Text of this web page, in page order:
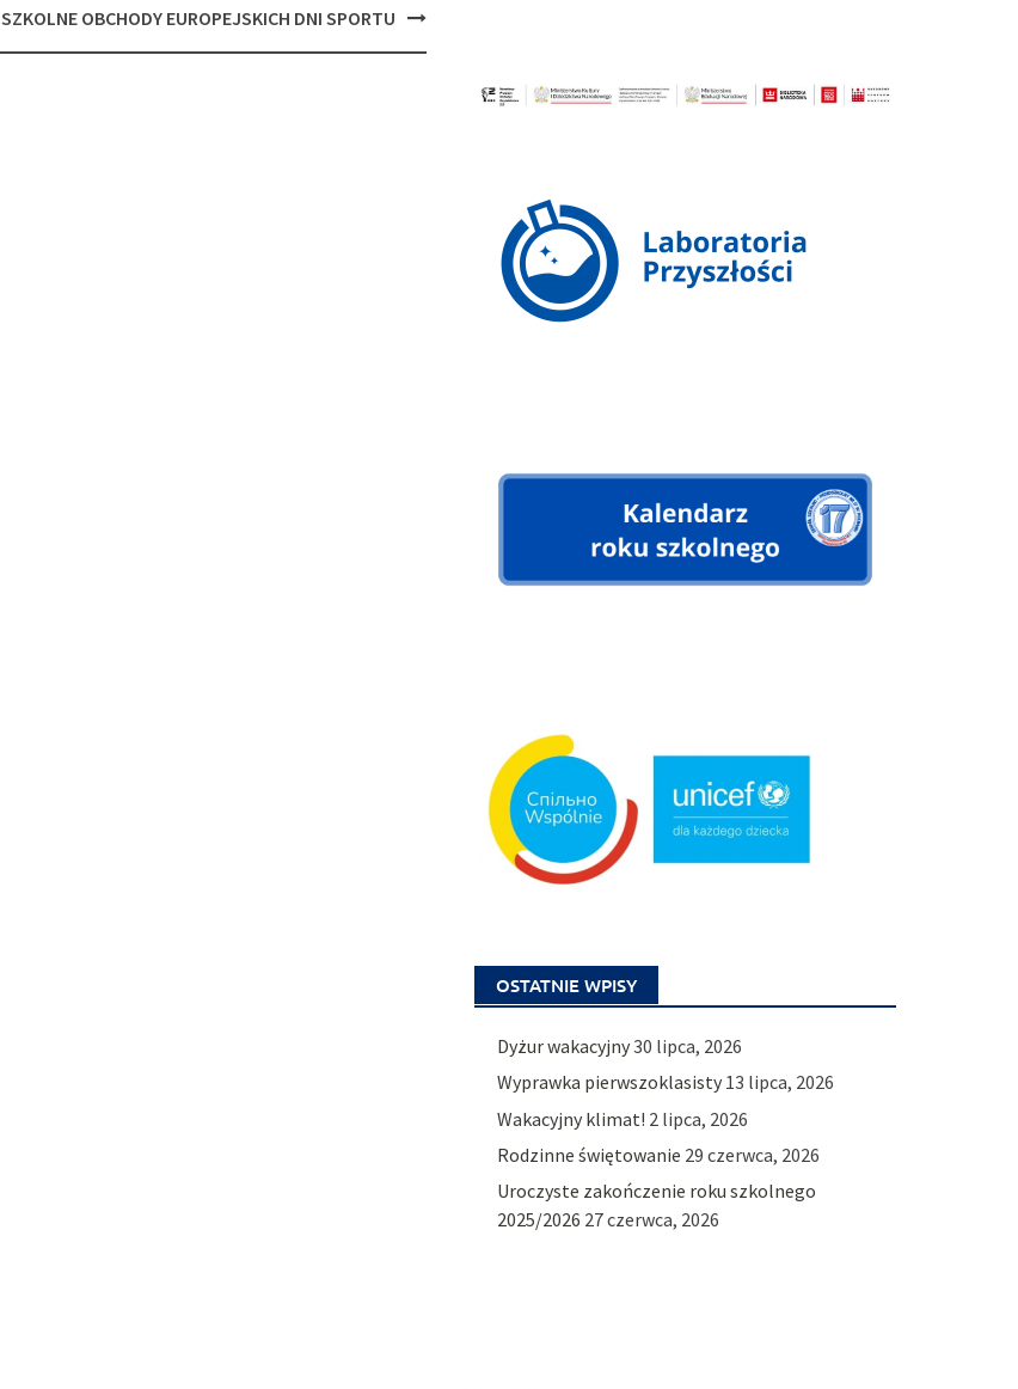
SZKOLNE OBCHODY EUROPEJSKICH DNI SPORTU
OSTATNIE WPISY
Dyżur wakacyjny30 lipca, 2026
Wyprawka pierwszoklasisty 13 lipca, 2026
Wakacyjny klimat! 2 lipca, 2026
Rodzinne świętowanie 29 czerwca, 2026
Uroczyste zakończenie roku szkolnego
2025/2026 27 czerwca, 2026